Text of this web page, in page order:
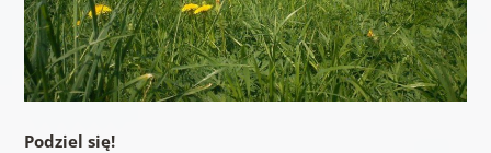
Podziel się!